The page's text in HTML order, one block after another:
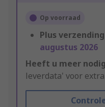
Op voorraad
Plus verzending
augustus 2026
Heeft u meer
leverdata' voor